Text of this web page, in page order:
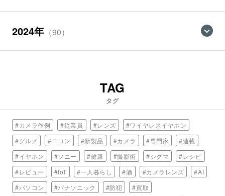
2024年 （90）
TAG
タグ
#カメラ作例 #従業員 #レンズ
#ワイヤレスイヤホン
#グルメ
#ニコン #新製品 #カメラ #専門家
#連載
#イヤホン
#ソニー #健康 #撮影術 #シグマ
#レシピ
#レビュー
#IoT #一人暮らし #酒 #カメラレンズ
#AI
#パソコン
#パナソニック #防犯
#買取